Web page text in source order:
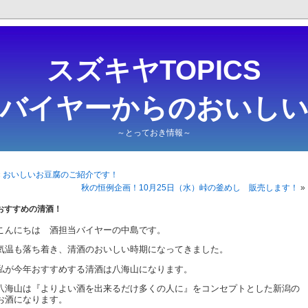
スズキヤTOPICS
イヤーからのおいし
～とっておき情報～
おいしいお豆腐のご紹介です！
秋の恒例企画！10月25日（水）峠の釜めし 販売します！ »
すすめの清酒！
んにちは 酒担当バイヤーの中島です。
温も落ち着き、清酒のおいしい時期になってきました。
が今年おすすめする清酒は八海山になります。
海山は『よりよい酒を出来るだけ多くの人に』をコンセプトとした新潟の
酒になります。